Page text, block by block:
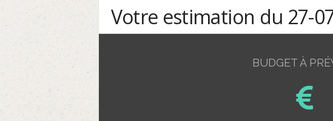
Votre estimation du 27-
BUDGET À